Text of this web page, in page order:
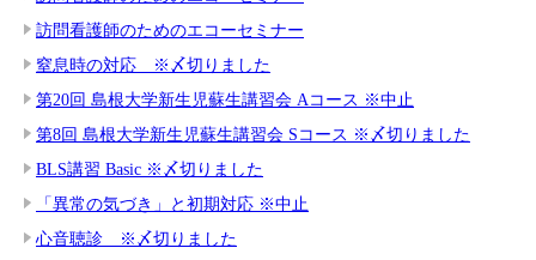
訪問看護師のためのエコーセミナー
窒息時の対応 ※〆切りました
第20回 島根大学新生児蘇生講習会 Aコース ※中止
第8回 島根大学新生児蘇生講習会 Sコース ※〆切りました
BLS講習 Basic ※〆切りました
「異常の気づき」と初期対応 ※中止
心音聴診 ※〆切りました